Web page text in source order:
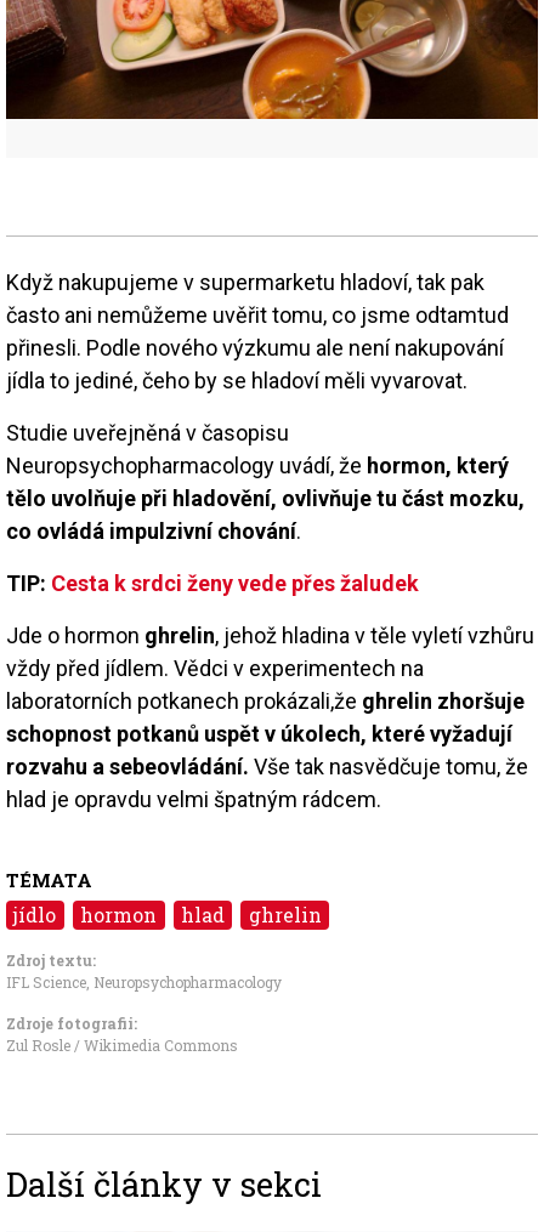
Když nakupujeme v supermarketu hladoví, tak pak
často ani nemůžeme uvěřit tomu, co jsme odtamtud
přinesli. Podle nového výzkumu ale není nakupování
jídla to jediné, čeho by se hladoví měli vyvarovat.
Studie uveřejněná v časopisu
Neuropsychopharmacology uvádí, že hormon, který
tělo uvolňuje při hladovění, ovlivňuje tu část mozku,
co ovládá impulzivní chování.
TIP: Cesta k srdci ženy vede přes žaludek
Jde o hormon ghrelin, jehož hladina v těle vyletí vzhůru
vždy před jídlem. Vědci v experimentech na
laboratorních potkanech prokázali,že ghrelin zhoršuje
schopnost potkanů uspět v úkolech, které vyžadují
rozvahu a sebeovládání. Vše tak nasvědčuje tomu, že
hlad je opravdu velmi špatným rádcem.
TÉMATA
jídlo hormon hlad ghrelin
Zdroj textu:
IFL Science, Neuropsychopharmacology
Zdroje fotografii:
Zul Rosle / Wikimedia Commons
Další články v sekci